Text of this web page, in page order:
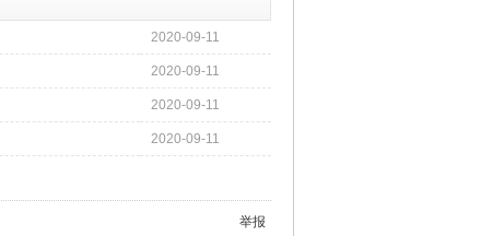
2020-09-11
2020-09-11
2020-09-11
2020-09-11
举报